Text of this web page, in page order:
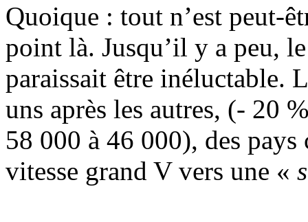
Quoique : tout n’est peut-
point là. Jusqu’il y a peu,
paraissait être inéluctable.
uns après les autres, (- 20
58 000 à 46 000), des pays
vitesse grand V vers une «